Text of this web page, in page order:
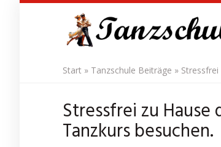
Start » Tanzschule Beiträge »
Stressfrei zu
Tanzkurs besuchen.